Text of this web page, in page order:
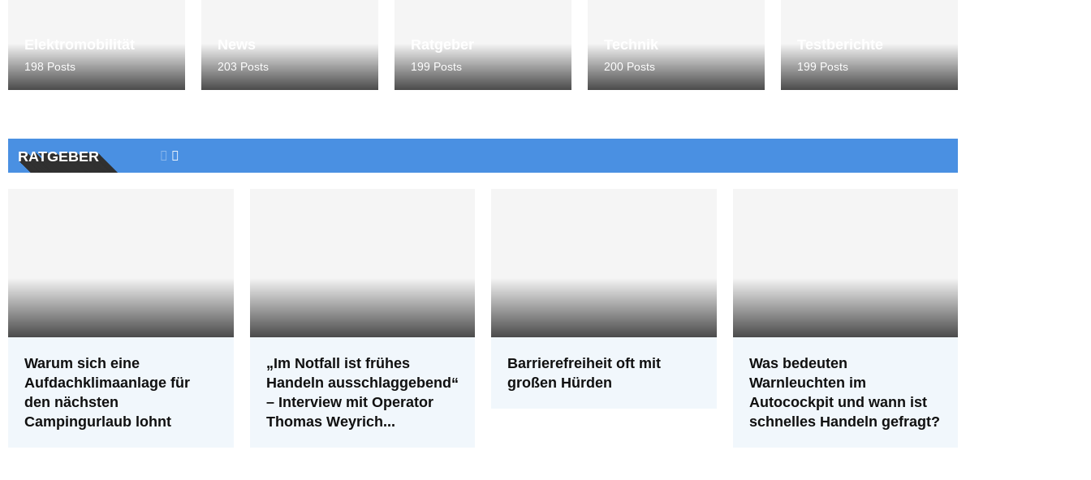
Ford und Geely Auto
Elektromobilität
198 Posts
News
203 Posts
Ratgeber
199 Posts
Technik
200 Posts
Testberichte
199 Posts
RATGEBER
Warum sich eine
Aufdachklimaanlage für
den nächsten
Campingurlaub lohnt
„Im Notfall ist frühes
Handeln ausschlaggebend“
– Interview mit Operator
Thomas Weyrich...
Barrierefreiheit oft mit
großen Hürden
Was bedeuten
Warnleuchten im
Autocockpit und wann ist
schnelles Handeln gefragt?